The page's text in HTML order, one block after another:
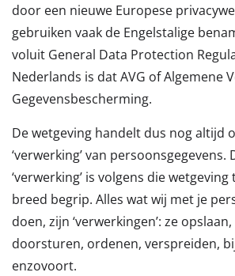
door een nieuwe Europese
gebruiken vaak de Engelstalige
voluit General Data Protection
Nederlands is dat AVG of Algemene
Gegevensbescherming.
De wetgeving handelt dus nog altijd
‘verwerking’ van persoonsgegevens.
‘verwerking’ is volgens die
breed begrip. Alles wat wij met je
doen, zijn ‘verwerkingen’: ze
doorsturen, ordenen, verspreiden,
enzovoort.